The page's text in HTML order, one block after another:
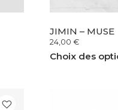
JIMIN – MUSE
24,00€
Choix des